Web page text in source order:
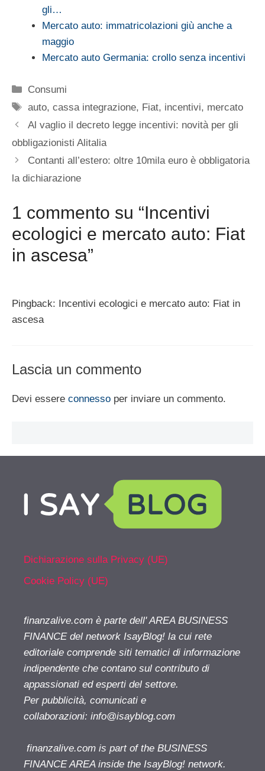
gli…
Mercato auto: immatricolazioni giù anche a
maggio
Mercato auto Germania: crollo senza incentivi
Categorie
Consumi
Tag
auto,cassa integrazione, Fiat, incentivi, mercato
Al vaglio il decreto legge incentivi: novità per gli
obbligazionisti Alitalia
Contanti all’estero: oltre 10mila euro è obbligatoria
la dichiarazione
1 commento su “Incentivi
ecologici e mercato auto: Fiat
in ascesa”
Pingback: Incentivi ecologici e mercato auto: Fiat in
ascesa
Lascia un commento
Devi essere connesso per inviare un commento.
Dichiarazione sulla Privacy (UE)
Cookie Policy (UE)
finanzalive.com è parte dell' AREA BUSINESS
FINANCE del network IsayBlog! la cui rete
editoriale comprende siti tematici di informazione
indipendente che contano sul contributo di
appassionati ed esperti del settore.
Per pubblicità, comunicati e
collaborazioni: info@isayblog.com
finanzalive.com is part of the BUSINESS
FINANCE AREA inside the IsayBlog! network.